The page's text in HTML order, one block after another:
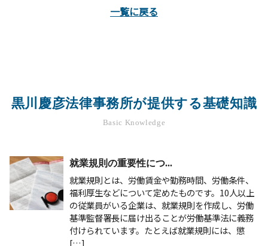
一覧に戻る
黒川慶彦法律事務所が提供する基礎知識
Basic Knowledge
就業規則の重要性につ...
就業規則とは、労働賃金や勤務時間、労働条件、
福利厚生などについて定めたものです。10人以上
の従業員がいる企業は、就業規則を作成し、労働
基準監督署長に届け出ることが労働基準法に義務
付けられています。たとえば就業規則には、懲
[…]